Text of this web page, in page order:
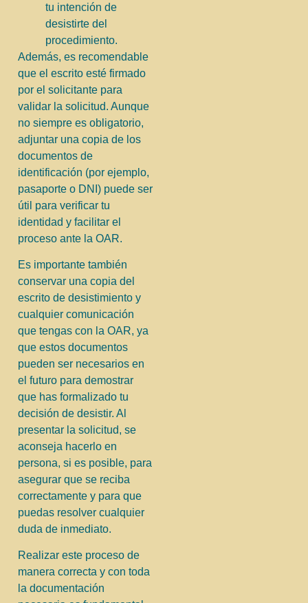
tu intención de
desistirte del
procedimiento.
Además, es recomendable
que el escrito esté firmado
por el solicitante para
validar la solicitud. Aunque
no siempre es obligatorio,
adjuntar una copia de los
documentos de
identificación (por ejemplo,
pasaporte o DNI) puede ser
útil para verificar tu
identidad y facilitar el
proceso ante la OAR.
Es importante también
conservar una copia del
escrito de desistimiento y
cualquier comunicación
que tengas con la OAR, ya
que estos documentos
pueden ser necesarios en
el futuro para demostrar
que has formalizado tu
decisión de desistir. Al
presentar la solicitud, se
aconseja hacerlo en
persona, si es posible, para
asegurar que se reciba
correctamente y para que
puedas resolver cualquier
duda de inmediato.
Realizar este proceso de
manera correcta y con toda
la documentación